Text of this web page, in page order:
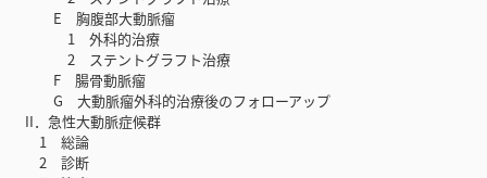
E 胸腹部大動脈瘤
1 外科的治療
2 ステントグラフト治療
F 腸骨動脈瘤
G 大動脈瘤外科的治療後のフォローアップ
II．急性大動脈症候群
1 総論
2 診断